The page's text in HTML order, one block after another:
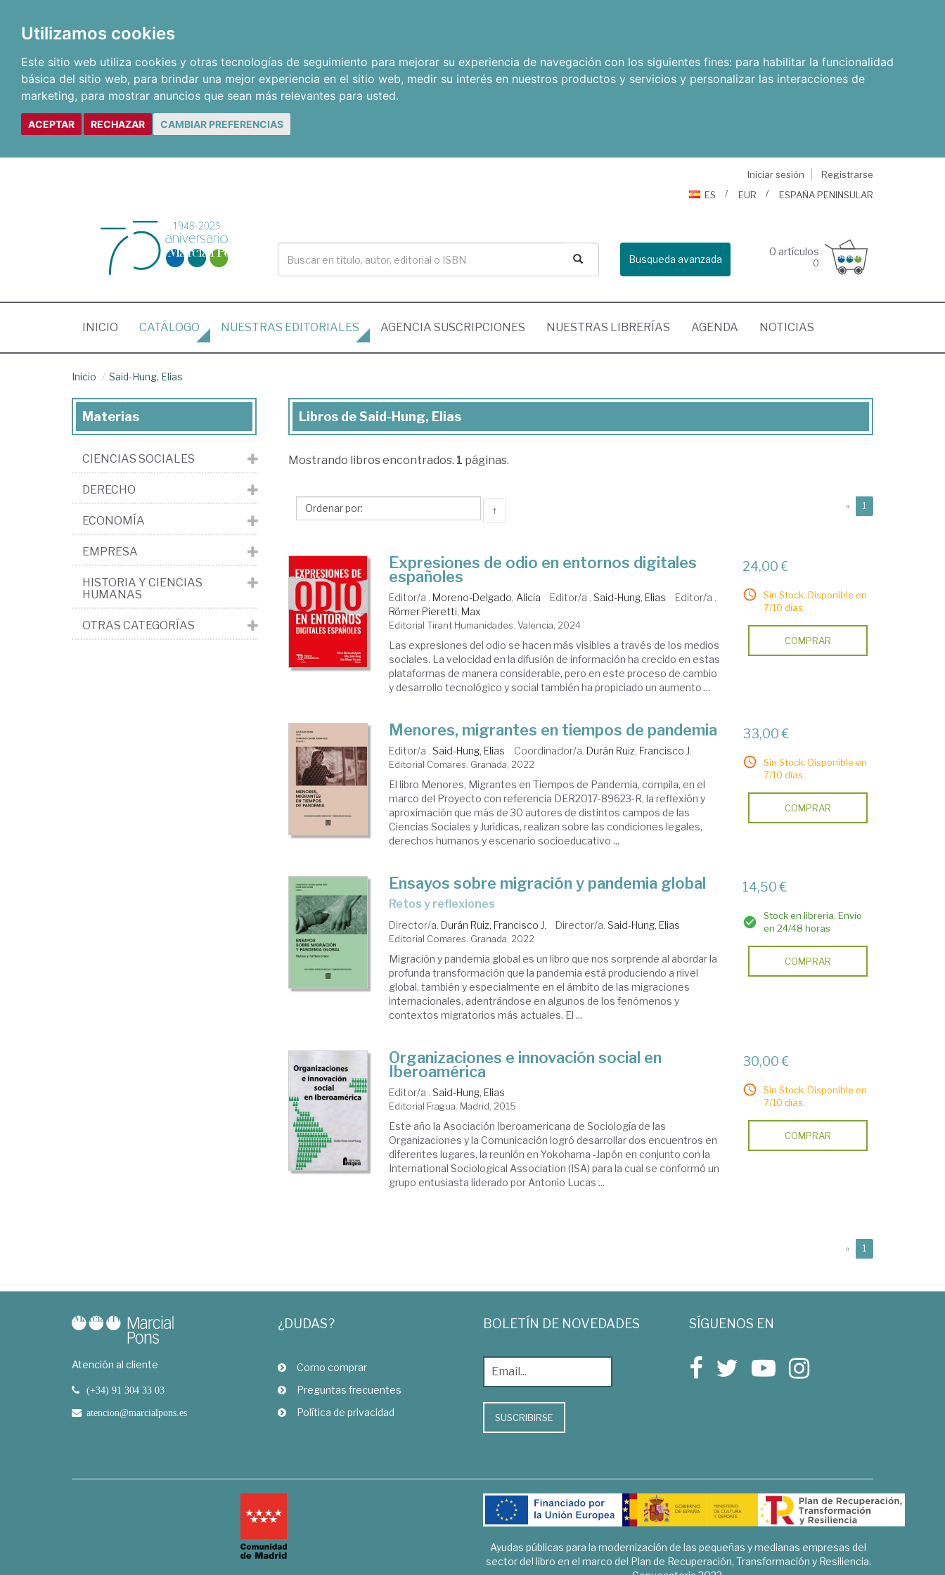
Utilizamos cookies
Este sitio web utiliza cookies y otras tecnologías de seguimiento para mejorar su experiencia de navegación con los siguientes fines: para habilitar la funcionalidad
básica del sitio web, para brindar una mejor experiencia en el sitio web, medir su interés en nuestros productos y servicios y personalizar las interacciones de
marketing, para mostrar anuncios que sean más relevantes para usted.
ACEPTAR RECHAZAR CAMBIAR PREFERENCIAS
Iniciar sesión
Registrarse
ES
EUR ESPAÑA PENINSULAR
Busqueda avanzada
0 artículos
0
INICIO (CURRENT)
CATÁLOGO NUESTRAS EDITORIALES AGENCIA SUSCRIPCIONES NUESTRAS LIBRERÍAS AGENDA NOTICIAS
Inicio Said-Hung, Elias
Libros
Said-
Elias
Libros de Said-Hung, Elias
Mostrando libros encontrados. 1 páginas.
↑ « 1
Expresiones de odio en entornos digitales
españoles
Editor/a . Moreno-Delgado, Alicia Editor/a . Said-Hung, Elias
Editor/a .
Römer Pieretti, Max
Editorial Tirant Humanidades. Valencia, 2024
Las expresiones del odio se hacen más visibles a través de los medios
sociales. La velocidad en la difusión de información ha crecido en estas
plataformas de manera considerable, pero en este proceso de cambio
y desarrollo tecnológico y social también ha propiciado un aumento ...
24,00 €
Sin Stock. Disponible en
7/10 días.
COMPRAR
Menores, migrantes en tiempos de pandemia
Editor/a . Said-Hung, Elias Coordinador/a. Durán Ruiz, Francisco J.
Editorial Comares. Granada, 2022
El libro Menores, Migrantes en Tiempos de Pandemia, compila, en el
marco del Proyecto con referencia DER2017-89623-R, la reflexión y
aproximación que más de 30 autores de distintos campos de las
Ciencias Sociales y Jurídicas, realizan sobre las condiciones legales,
derechos humanos y escenario socioeducativo ...
33,00 €
Sin Stock. Disponible en
7/10 días.
COMPRAR
Ensayos sobre migración y pandemia global
retos y reflexiones
Director/a. Durán Ruiz, Francisco J. Director/a. Said-Hung, Elias
Editorial Comares. Granada, 2022
Migración y pandemia global es un libro que nos sorprende al abordar la
profunda transformación que la pandemia está produciendo a nivel
global, también y especialmente en el ámbito de las migraciones
internacionales, adentrándose en algunos de los fenómenos y
contextos migratorios más actuales. El ...
14,50 €
Stock en librería. Envío
en 24/48 horas
COMPRAR
Organizaciones e innovación social en
Iberoamérica
Editor/a . Said-Hung, Elias
Editorial Fragua. Madrid, 2015
Este año la Asociación Iberoamericana de Sociología de las
Organizaciones y la Comunicación logró desarrollar dos encuentros en
diferentes lugares, la reunión en Yokohama -Japón en conjunto con la
International Sociological Association (ISA) para la cual se conformó un
grupo entusiasta liderado por Antonio Lucas ...
30,00 €
Sin Stock. Disponible en
7/10 días.
COMPRAR
« 1
Materias
CIENCIAS SOCIALES
DERECHO
ECONOMÍA
EMPRESA
HISTORIA Y CIENCIAS
HUMANAS
OTRAS CATEGORÍAS
Atención al cliente
(+34) 91 304 33 03
atencion@marcialpons.es
¿DUDAS?
Como comprar
Preguntas frecuentes
Política de privacidad
BOLETÍN DE NOVEDADES
SUSCRIBIRSE
SÍGUENOS EN
Ayudas públicas para la modernización de las pequeñas y medianas empresas del
sector del libro en el marco del Plan de Recuperación, Transformación y Resiliencia.